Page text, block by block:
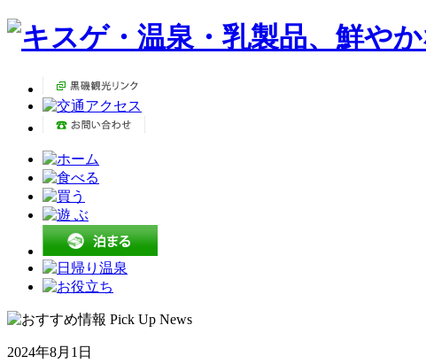
2024年8月1日